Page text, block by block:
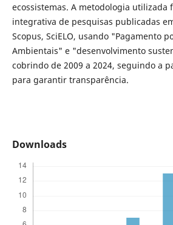
ecossistemas. A metodologia utilizada
integrativa de pesquisas publicadas
Scopus, SciELO, usando "Pagamento
Ambientais" e "desenvolvimento
cobrindo de 2009 a 2024, seguindo a
para garantir transparência.
Downloads